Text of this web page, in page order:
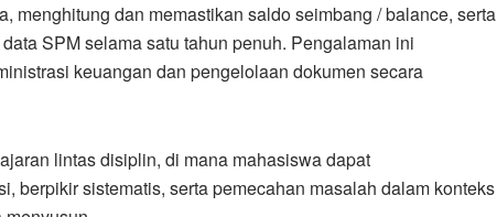
menghitung dan memastikan saldo seimbang / balance, serta
SPM selama satu tahun penuh. Pengalaman ini
keuangan dan pengelolaan dokumen secara
lintas disiplin, di mana mahasiswa dapat
berpikir sistematis, serta pemecahan masalah dalam konteks